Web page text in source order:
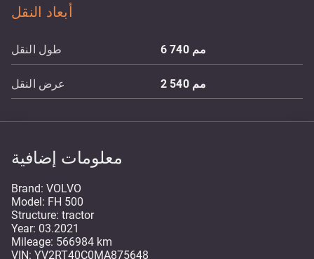
أبعاد النقل
طول النقل 6 740 مم
عرض النقل 2 540 مم
معلومات إضافية
Brand: VOLVO
Model: FH 500
Structure: tractor
Year: 03.2021
Mileage: 566984 km
VIN: YV2RT40C0MA875648